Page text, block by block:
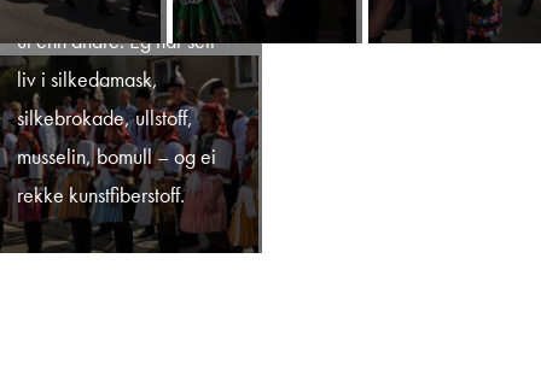
ut enn andre. Eg har sett
liv i silkedamask,
silkebrokade, ullstoff,
musselin, bomull – og ei
rekke kunstfiberstoff.